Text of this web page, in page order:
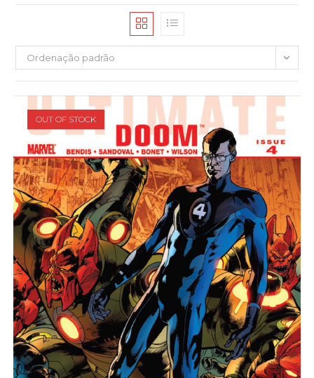
Ordenação padrão
OUT OF STOCK